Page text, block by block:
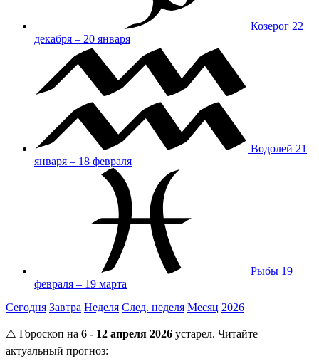
Козерог 22
декабря – 20 января
Водолей 21
января – 18 февраля
Рыбы 19
февраля – 19 марта
Сегодня Завтра Неделя След. неделя Месяц 2026
⚠️ Гороскоп на 6 - 12 апреля 2026 устарел. Читайте
актуальный прогноз: